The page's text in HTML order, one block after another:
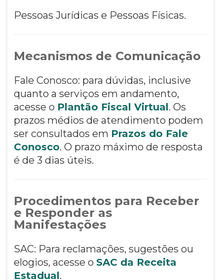
Pessoas Jurídicas e Pessoas Físicas.
Mecanismos de Comunicação
Fale Conosco: para dúvidas, inclusive
quanto a serviços em andamento,
acesse o Plantão Fiscal Virtual. Os
prazos médios de atendimento podem
ser consultados em Prazos do Fale
Conosco. O prazo máximo de resposta
é de 3 dias úteis.
Procedimentos para Receber
e Responder as
Manifestações
SAC: Para reclamações, sugestões ou
elogios, acesse o SAC da Receita
Estadual.